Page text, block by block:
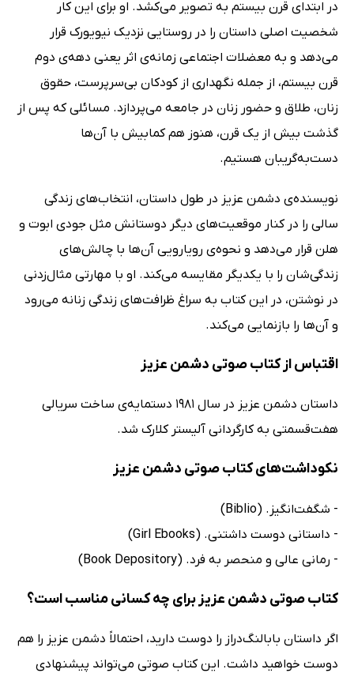
در ابتدای قرن بیستم به تصویر می‌کشد. او برای این کار
شخصیت اصلی داستان را در روستایی نزدیک نیویورک قرار
می‌دهد و به معضلات اجتماعی زمانه‌ی اثر یعنی دهه‌ی دوم
قرن بیستم، از جمله نگهداری از کودکان بی‌سرپرست، حقوق
زنان، طلاق و حضور زنان در جامعه می‌پردازد. مسائلی که پس از
گذشت بیش از یک قرن، هنوز هم کمابیش با آن‌ها
دست‌به‌گریبان هستیم.
نویسنده‌ی دشمن عزیز در طول داستان، انتخاب‌های زندگی
سالی را در کنار موقعیت‌های دیگر دوستانش مثل جودی ابوت و
هلن قرار می‌دهد و نحوه‌ی رویارویی آن‌ها با چالش‌های
زندگی‌شان را با یکدیگر مقایسه می‌کند. او با مهارتی مثال‌زدنی
در نوشتن، در این کتاب به سراغ ظرافت‌های زندگی زنانه می‌رود
و آن‌ها را بازنمایی می‌کند.
اقتباس‌ از کتاب صوتی دشمن عزیز
داستان دشمن عزیز در سال 1981 دستمایه‌ی ساخت سریالی
هفت‌قسمتی به کارگردانی آلیستر کلارک شد.
نکوداشت‌های کتاب صوتی دشمن عزیز
- شگفت‌انگیز. (Biblio)
- داستانی دوست داشتنی. (Girl Ebooks)
- رمانی عالی و منحصر به فرد. (Book Depository)
کتاب صوتی دشمن عزیز برای چه کسانی مناسب است؟
اگر داستان بابا‌لنگ‌دراز را دوست دارید، احتمالاً دشمن عزیز را هم
دوست خواهید داشت. این کتاب صوتی می‌تواند پیشنهادی